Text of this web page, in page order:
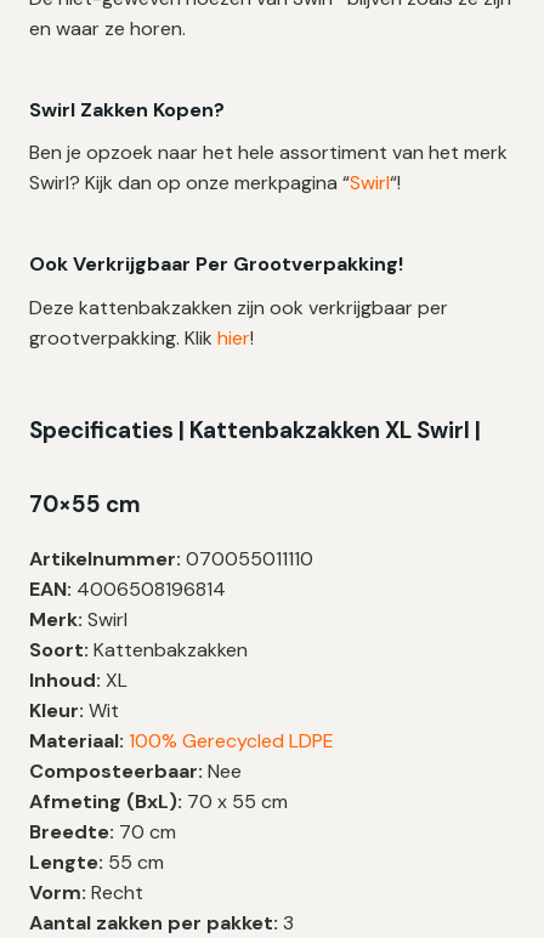
en waar ze horen.
Swirl Zakken Kopen?
Ben je opzoek naar het hele assortiment van het merk
Swirl? Kijk dan op onze merkpagina “Swirl“!
Ook Verkrijgbaar Per Grootverpakking!
Deze kattenbakzakken zijn ook verkrijgbaar per
grootverpakking. Klik hier!
Specificaties | Kattenbakzakken XL Swirl |
70×55 cm
Artikelnummer: 070055011110
EAN: 4006508196814
Merk: Swirl
Soort: Kattenbakzakken
Inhoud: XL
Kleur: Wit
Materiaal: 100% Gerecycled LDPE
Composteerbaar: Nee
Afmeting (BxL): 70 x 55 cm
Breedte: 70 cm
Lengte: 55 cm
Vorm: Recht
Aantal zakken per pakket: 3